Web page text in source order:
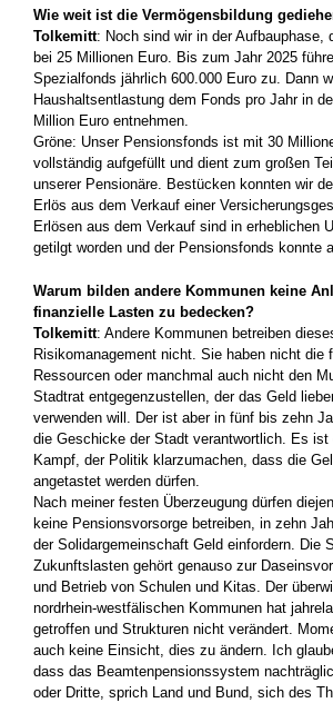
Wie weit ist die Vermögensbildung
Tolkemitt: Noch sind wir in der ­Aufbauphase,
bei 25 Millionen Euro. Bis zum Jahr 2025
Spezialfonds ­jährlich 600.000 Euro zu. Dann
Haushaltsentlastung dem Fonds pro Jahr in
Million Euro entnehmen.
Gröne: Unser Pensionsfonds ist mit 30
vollständig aufgefüllt und dient zum großen
unserer Pensionäre. Bestücken konnten wir
Erlös aus dem Verkauf einer
Erlösen aus dem Verkauf sind in erheblichen
getilgt worden und der Pensionsfonds ­konnte
Warum bilden andere Kommunen keine
finanzielle Lasten zu ­bedecken?
Tolkemitt: Andere Kommunen betreiben
Risikomanagement nicht. Sie haben nicht die
Ressourcen oder manchmal auch nicht den
Stadtrat entgegenzustellen, der das Geld
verwenden will. Der ist aber in fünf bis zehn
die Geschicke der Stadt verantwortlich. Es ist
Kampf, der Politik klarzumachen, dass die
angetastet werden dürfen.
Nach meiner festen Überzeugung dürfen
keine Pensionsvor­sorge betreiben, in zehn
der Solidargemeinschaft Geld ein­fordern. Die
Zukunftslasten gehört genauso zur
und Betrieb von Schulen und Kitas. Der
nordrhein-­westfälischen Kommunen hat
getroffen und Strukturen nicht verändert.
auch keine Einsicht, dies zu ändern. Ich
dass das ­Beamtenpensionssystem
oder Dritte, sprich Land und Bund, sich des